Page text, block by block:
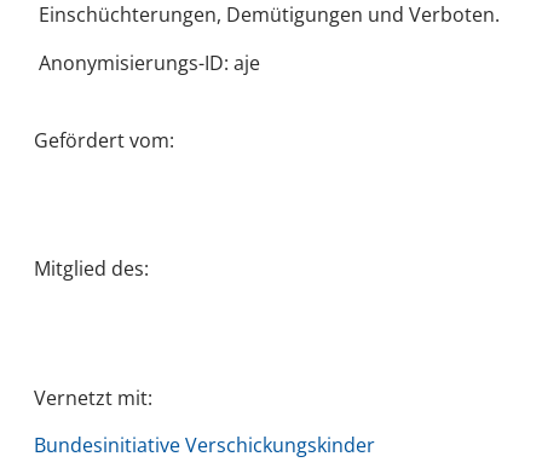
Einschüchterungen, Demütigungen und Verboten.
Anonymisierungs-ID: aje
Gefördert vom:
Mitglied des:
Vernetzt mit:
Bundesinitiative Verschickungskinder